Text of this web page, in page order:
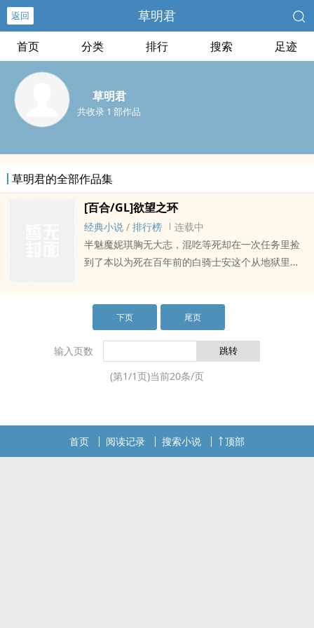
返回 草明君
首页 分类 排行 搜索 足迹
草明君
共收录 1 部作品
草明君的全部作品集
[百合/GL]欲望之环
经典小说 / 排行榜
连载中
半魅魔妮琪胸无大志，混吃等死却在一次任务里捡
到了本以为死在百年前的白骑士安这个从地狱里回
下页 尾页
输入页数
(第1/1页)当前20条/页
首页 阅读记录 搜索小说 顶部